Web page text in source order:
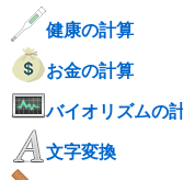
健康の計算
お金の計算
バイオリズムの
文字変換